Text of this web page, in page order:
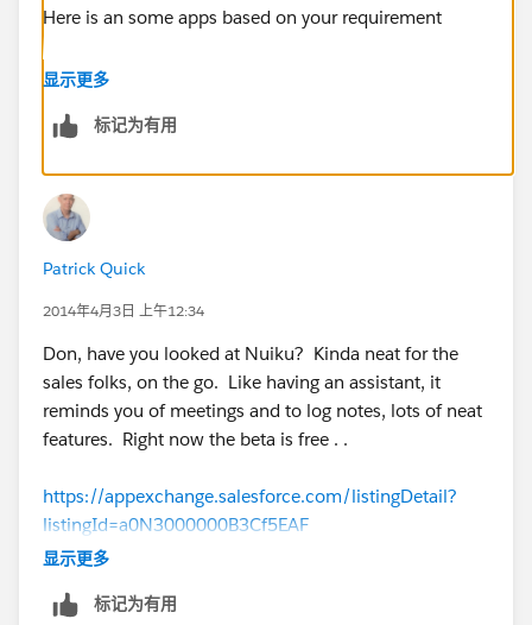
Here is an some apps based on your requirement
https://appexchange.salesforce.com/category/email-
显示更多
标记为有用
Patrick Quick
2014年4月3日 上午12:34
Don, have you looked at Nuiku? Kinda neat for the
sales folks, on the go. Like having an assistant, it
reminds you of meetings and to log notes, lots of neat
features. Right now the beta is free . .
https://appexchange.salesforce.com/listingDetail?
listingId=a0N3000000B3Cf5EAF
显示更多
标记为有用